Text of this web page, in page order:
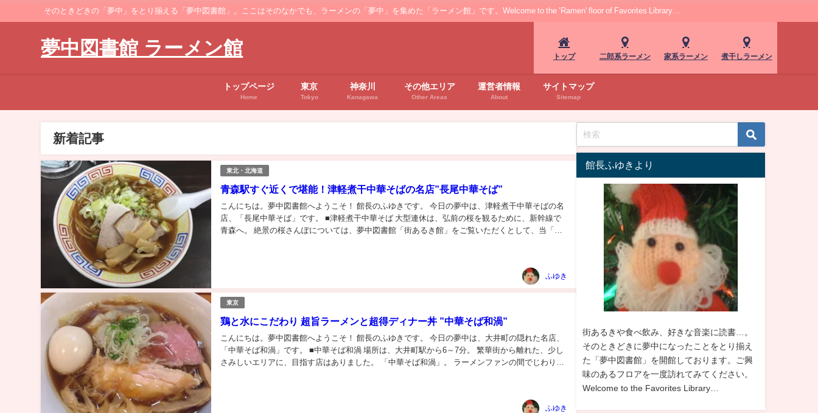
そのときどきの「夢中」をとり揃える「夢中図書館」。ここはそのなかでも、ラーメンの「夢中」を集めた「ラーメン館」です。Welcome to the ’Ramen' floor of Favorites Library…
夢中図書館 ラーメン館 トップ 二郎系ラーメン 家系ラーメン 煮干しラーメン
トップページ
Home
東京
Tokyo
神奈川
Kanagawa
その他エリア
Other Areas
運営者情報
About
サイトマップ
Sitemap
新着記事
東北・北海道
青森駅すぐ近くで堪能！津軽煮干中華そばの名店”長尾中華そば”
こんにちは。夢中図書館へようこそ！ 館長のふゆきです。 今日の夢中は、津軽煮干中華そばの名
店、「長尾中華そば」です。 ■津軽煮干中華そば 大型連休は、弘前の桜を観るために、新幹線で
青森へ。 絶景の桜さんぽについては、夢中図書館「街あるき館」をご覧いただくとして、当「ラ
ふゆき
東京
鶏と水にこだわり 超旨ラーメンと超得ディナー丼 ”中華そば和渦”
こんにちは。夢中図書館へようこそ！ 館長のふゆきです。 今日の夢中は、大井町の隠れた名店、
「中華そば和渦」です。 ■中華そば和渦 場所は、大井町駅から6～7分。 繁華街から離れた、少し
さみしいエリアに、目指す店はありました。 「中華そば和渦」。 ラーメンファンの間でじわり人
ふゆき
館長ふゆきより
街あるきや食べ飲み、好きな音楽に読書…。
そのときどきに夢中になったことをとり揃え
た「夢中図書館」を開館しております。ご興
味のあるフロアを一度訪れてみてください。
Welcome to the Favorites Library…